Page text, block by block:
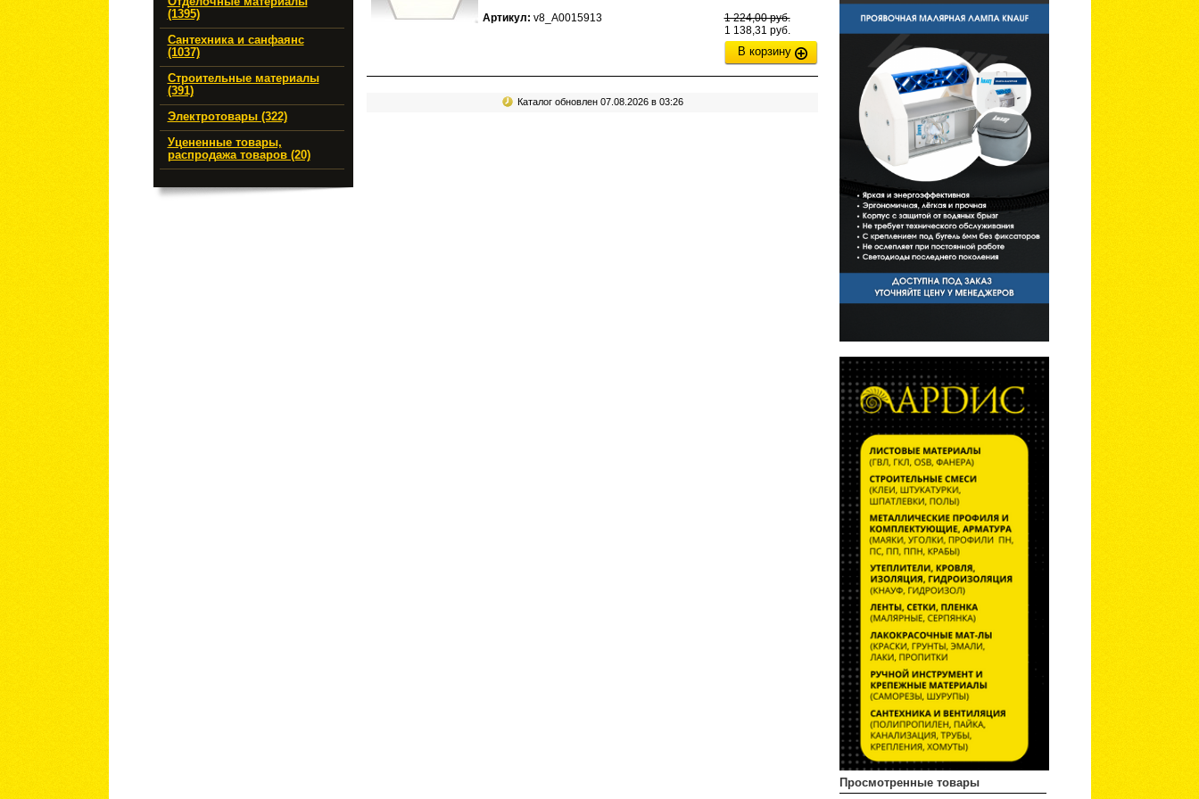
Просмотренные товары
(1395)
Сантехника и санфаянс
(1037)
Строительные материалы
(391)
Электротовары (322)
Уцененные товары,
распродажа товаров (20)
Артикул: v8_А0015913
1 224,00 руб.
1 138,31 руб.
В корзину
Каталог обновлен 07.08.2026 в 03:26